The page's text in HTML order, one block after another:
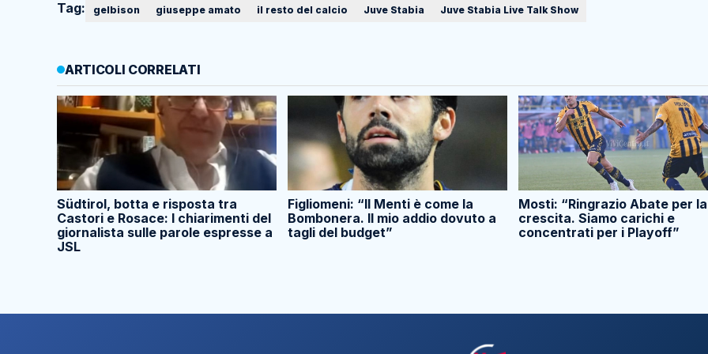
Tag: gelbison giuseppe amato il resto del calcio Juve Stabia Juve Stabia Live Talk Show
ARTICOLI CORRELATI
Südtirol, botta e risposta tra
Castori e Rosace: I chiarimenti del
giornalista sulle parole espresse a
JSL
Figliomeni: “Il Menti è come la
Bombonera. Il mio addio dovuto a
tagli del budget”
Mosti: “Ringrazio Abate per
crescita. Siamo carichi e
concentrati per i Playoff”